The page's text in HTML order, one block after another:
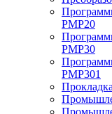
PMP20
PMP30
PMP301